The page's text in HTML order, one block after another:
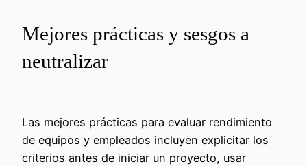
Mejores prácticas y sesgos a
neutralizar
Las mejores prácticas para evaluar rendimiento
de equipos y empleados incluyen explicitar los
criterios antes de iniciar un proyecto, usar